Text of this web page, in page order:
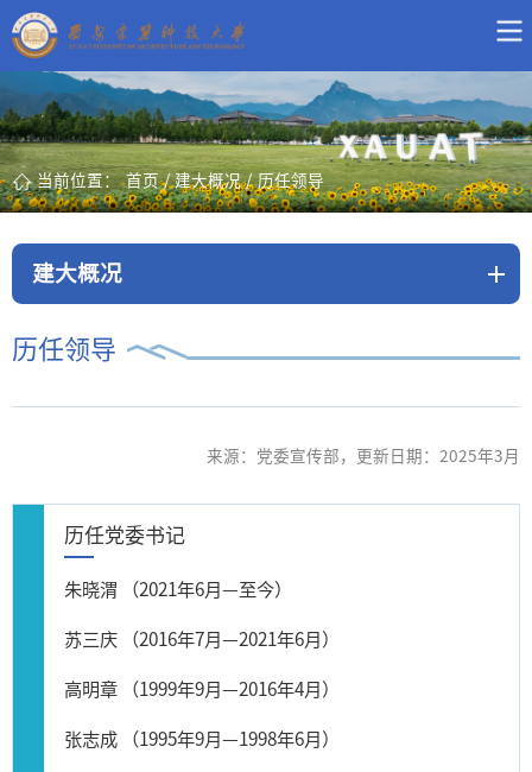
当前位置： 首页 / 建大概况 / 历任领导
建大概况
历任领导
来源：党委宣传部，更新日期：2025年3月
历任党委书记
朱晓渭 （2021年6月—至今）
苏三庆 （2016年7月—2021年6月）
高明章 （1999年9月—2016年4月）
张志成 （1995年9月—1998年6月）